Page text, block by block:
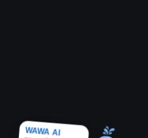
WAWA AI